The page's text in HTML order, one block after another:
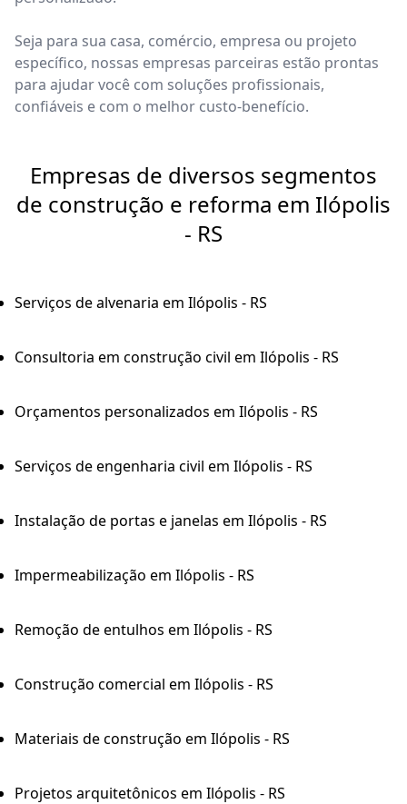
Seja para sua casa, comércio, empresa ou projeto
específico, nossas empresas parceiras estão prontas
para ajudar você com soluções profissionais,
confiáveis e com o melhor custo-benefício.
Empresas de diversos segmentos
de construção e reforma em Ilópolis
- RS
Serviços de alvenaria em Ilópolis - RS
Consultoria em construção civil em Ilópolis - RS
Orçamentos personalizados em Ilópolis - RS
Serviços de engenharia civil em Ilópolis - RS
Instalação de portas e janelas em Ilópolis - RS
Impermeabilização em Ilópolis - RS
Remoção de entulhos em Ilópolis - RS
Construção comercial em Ilópolis - RS
Materiais de construção em Ilópolis - RS
Projetos arquitetônicos em Ilópolis - RS